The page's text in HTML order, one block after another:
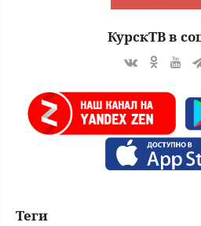
КурскТВ в
Теги